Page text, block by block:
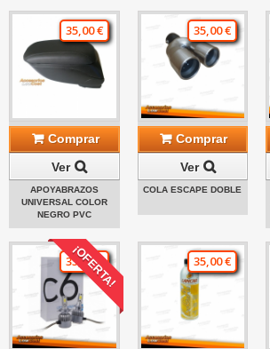
35,00 €
Comprar
Ver
APOYABRAZOS
UNIVERSAL COLOR
NEGRO PVC
35,00 €
Comprar
Ver
COLA ESCAPE DOBLE
¡OFERTA!
35,00 € 35,00 €